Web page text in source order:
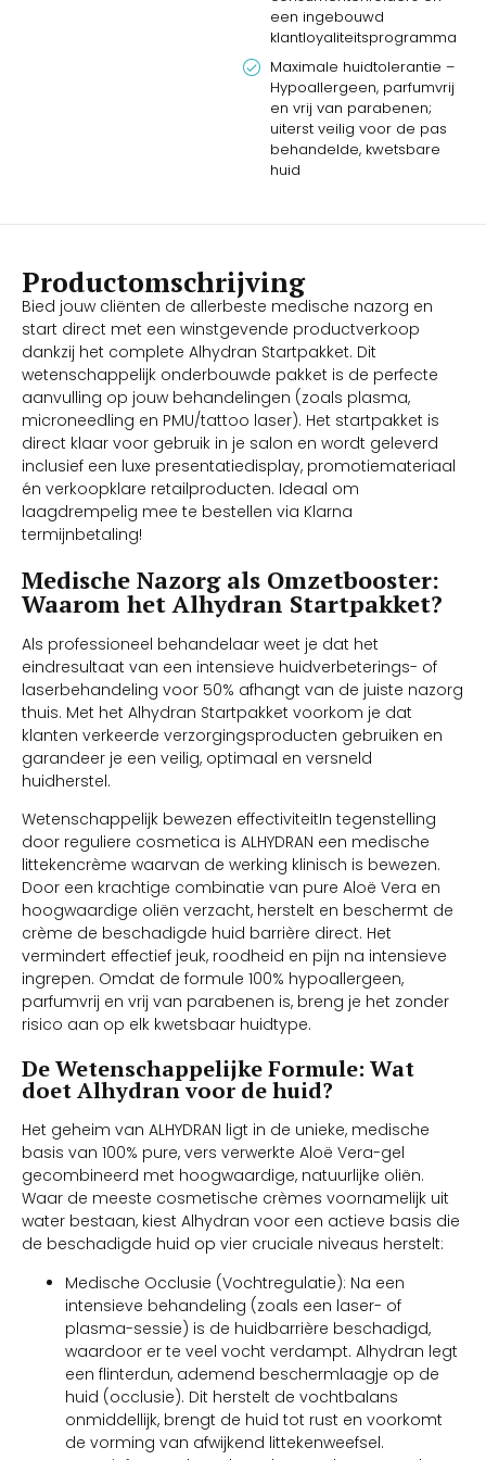
een ingebouwd
klantloyaliteitsprogramma
Maximale huidtolerantie –
Hypoallergeen, parfumvrij
en vrij van parabenen;
uiterst veilig voor de pas
behandelde, kwetsbare
huid
Productomschrijving
Bied jouw cliënten de allerbeste medische nazorg en
start direct met een winstgevende productverkoop
dankzij het complete Alhydran Startpakket. Dit
wetenschappelijk onderbouwde pakket is de perfecte
aanvulling op jouw behandelingen (zoals plasma,
microneedling en PMU/tattoo laser). Het startpakket is
direct klaar voor gebruik in je salon en wordt geleverd
inclusief een luxe presentatiedisplay, promotiemateriaal
én verkoopklare retailproducten. Ideaal om
laagdrempelig mee te bestellen via Klarna
termijnbetaling!
Medische Nazorg als Omzetbooster:
Waarom het Alhydran Startpakket?
Als professioneel behandelaar weet je dat het
eindresultaat van een intensieve huidverbeterings- of
laserbehandeling voor 50% afhangt van de juiste nazorg
thuis. Met het Alhydran Startpakket voorkom je dat
klanten verkeerde verzorgingsproducten gebruiken en
garandeer je een veilig, optimaal en versneld
huidherstel.
Wetenschappelijk bewezen effectiviteitIn tegenstelling
door reguliere cosmetica is ALHYDRAN een medische
littekencrème waarvan de werking klinisch is bewezen.
Door een krachtige combinatie van pure Aloë Vera en
hoogwaardige oliën verzacht, herstelt en beschermt de
crème de beschadigde huid barrière direct. Het
vermindert effectief jeuk, roodheid en pijn na intensieve
ingrepen. Omdat de formule 100% hypoallergeen,
parfumvrij en vrij van parabenen is, breng je het zonder
risico aan op elk kwetsbaar huidtype.
De Wetenschappelijke Formule: Wat
doet Alhydran voor de huid?
Het geheim van ALHYDRAN ligt in de unieke, medische
basis van 100% pure, vers verwerkte Aloë Vera-gel
gecombineerd met hoogwaardige, natuurlijke oliën.
Waar de meeste cosmetische crèmes voornamelijk uit
water bestaan, kiest Alhydran voor een actieve basis die
de beschadigde huid op vier cruciale niveaus herstelt:
Medische Occlusie (Vochtregulatie): Na een
intensieve behandeling (zoals een laser- of
plasma-sessie) is de huidbarrière beschadigd,
waardoor er te veel vocht verdampt. Alhydran legt
een flinterdun, ademend beschermlaagje op de
huid (occlusie). Dit herstelt de vochtbalans
onmiddellijk, brengt de huid tot rust en voorkomt
de vorming van afwijkend littekenweefsel.